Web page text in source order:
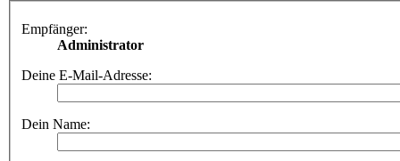
Empfänger:
Administrator
Deine E-Mail-Adresse:
Dein Name: